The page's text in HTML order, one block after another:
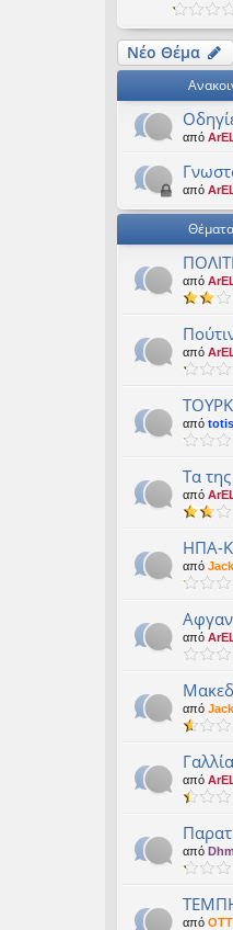
Νέο Θέμα
από
από
Θέματα
από
από
από
Τα
από
ΗΠΑ-
από
από
από
από
από
από